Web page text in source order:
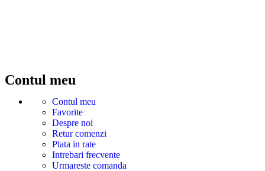
Contul meu
Contul meu
Favorite
Despre noi
Retur comenzi
Plata in rate
Intrebari frecvente
Urmareste comanda